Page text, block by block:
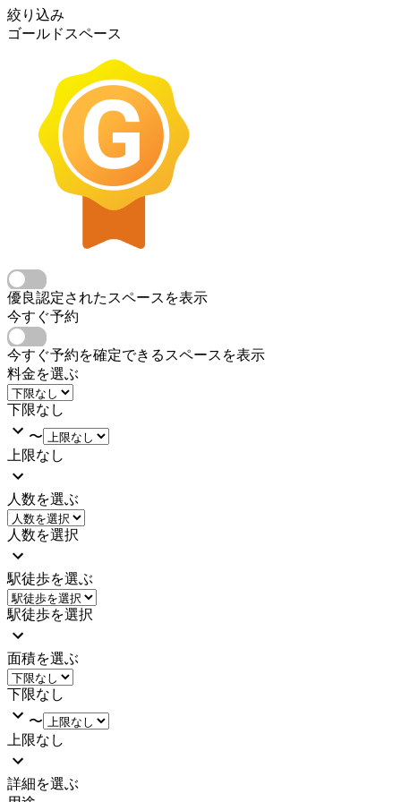
絞り込み
ゴールドスペース
優良認定されたスペースを表示
今すぐ予約
今すぐ予約を確定できるスペースを表示
料金を選ぶ
下限なし
〜
上限なし
人数を選ぶ
人数を選択
駅徒歩を選ぶ
駅徒歩を選択
面積を選ぶ
下限なし
〜
上限なし
詳細を選ぶ